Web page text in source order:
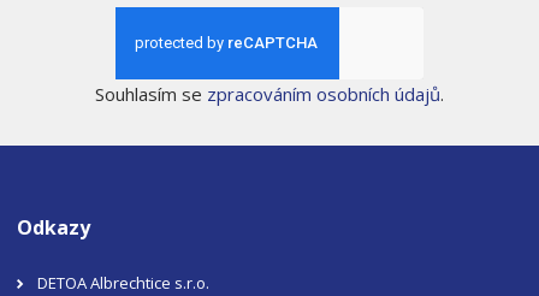
Souhlasím se zpracováním osobních údajů.
Odkazy
DETOA Albrechtice s.r.o.